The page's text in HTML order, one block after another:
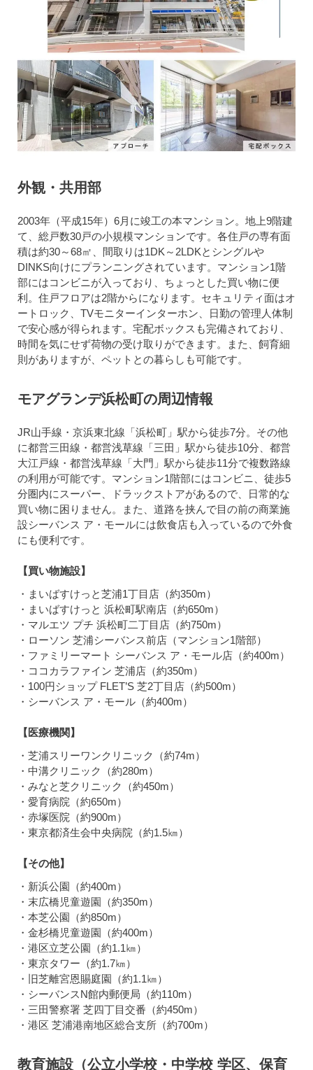
外観・共用部
2003年（平成15年）6月に竣工の本マンション。地上9階建
て、総戸数30戸の小規模マンションです。各住戸の専有面
積は約30～68㎡、間取りは1DK～2LDKとシングルや
DINKS向けにプランニングされています。マンション1階
部にはコンビニが入っており、ちょっとした買い物に便
利。住戸フロアは2階からになります。セキュリティ面はオ
ートロック、TVモニターインターホン、日勤の管理人体制
で安心感が得られます。宅配ボックスも完備されており、
時間を気にせず荷物の受け取りができます。また、飼育細
則がありますが、ペットとの暮らしも可能です。
モアグランデ浜松町の周辺情報
JR山手線・京浜東北線「浜松町」駅から徒歩7分。その他
に都営三田線・都営浅草線「三田」駅から徒歩10分、都営
大江戸線・都営浅草線「大門」駅から徒歩11分で複数路線
の利用が可能です。マンション1階部にはコンビニ、徒歩5
分圏内にスーパー、ドラックストアがあるので、日常的な
買い物に困りません。また、道路を挟んで目の前の商業施
設シーバンス ア・モールには飲食店も入っているので外食
にも便利です。
【買い物施設】
・まいばすけっと芝浦1丁目店（約350m）
・まいばすけっと 浜松町駅南店（約650m）
・マルエツ プチ 浜松町二丁目店（約750m）
・ローソン 芝浦シーバンス前店（マンション1階部）
・ファミリーマート シーバンス ア・モール店（約400m）
・ココカラファイン 芝浦店（約350m）
・100円ショップ FLET’S 芝2丁目店（約500m）
・シーバンス ア・モール（約400m）
【医療機関】
・芝浦スリーワンクリニック（約74m）
・中溝クリニック（約280m）
・みなと芝クリニック（約450m）
・愛育病院（約650m）
・赤塚医院（約900m）
・東京都済生会中央病院（約1.5㎞）
【その他】
・新浜公園（約400m）
・末広橋児童遊園（約350m）
・本芝公園（約850m）
・金杉橋児童遊園（約400m）
・港区立芝公園（約1.1㎞）
・東京タワー（約1.7㎞）
・旧芝離宮恩賜庭園（約1.1㎞）
・シーバンスN館内郵便局（約110m）
・三田警察署 芝四丁目交番（約450m）
・港区 芝浦港南地区総合支所（約700m）
教育施設（公立小学校・中学校 学区、保育